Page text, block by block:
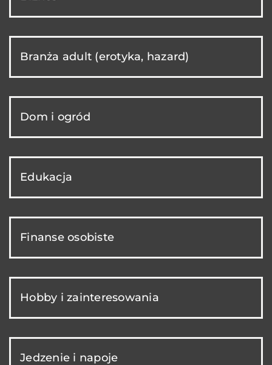
Branża adult (erotyka, hazard)
Dom i ogród
Edukacja
Finanse osobiste
Hobby i zainteresowania
Jedzenie i napoje